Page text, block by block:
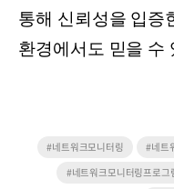
통해 신뢰성을 입증
환경에서도 믿을 수
#네트워크모니터링 #네트
#네트워크모니터링프로그